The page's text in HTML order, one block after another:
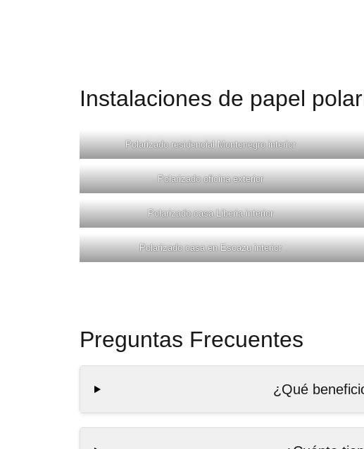
Instalaciones de papel
Polarizado residencial Montenegro interior
Polarizado oficina exterior
Polarizado casa Liberia interior
Polarizado casa en Escazu interior
Preguntas Frecuentes
¿Qué